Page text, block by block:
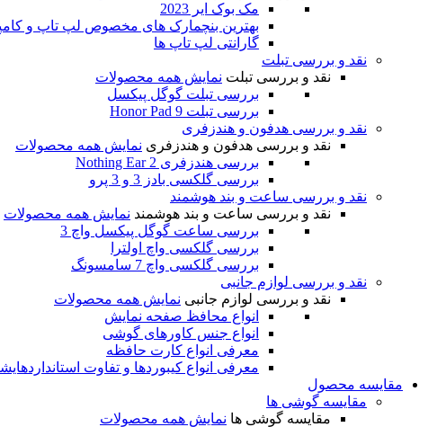
مک بوک ایر 2023
بهترین بنچمارک های مخصوص لپ تاپ و
گارانتی لپ تاپ ها
نقد و بررسی تبلت
نقد و بررسی تبلت نمایش همه محصولات
بررسی تبلت گوگل پیکسل
بررسی تبلت Honor Pad 9
نقد و بررسی هدفون و هندزفری
نقد و بررسی هدفون و هندزفری نمایش همه محصولات
بررسی هندزفری Nothing Ear 2
بررسی گلکسی بادز 3 و 3 پرو
نقد و بررسی ساعت و بند هوشمند
نقد و بررسی ساعت و بند هوشمند نمایش همه محصولات
بررسی ساعت گوگل پیکسل واچ 3
بررسی گلکسی واچ اولترا
بررسی گلکسی واچ 7 سامسونگ
نقد و بررسی لوازم جانبی
نقد و بررسی لوازم جانبی نمایش همه محصولات
انواع محافظ صفحه نمایش
انواع جنس کاورهای گوشی
معرفی انواع کارت حافظه
معرفی انواع کیبوردها و تفاوت
مقایسه محصول
مقایسه گوشی ها
مقایسه گوشی ها نمایش همه محصولات